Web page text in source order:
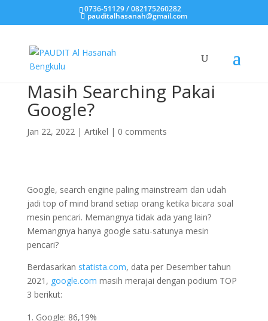
0736-51129 / 082175260282
pauditalhasanah@gmail.com
Masih Searching Pakai
Google?
Jan 22, 2022| Artikel | 0 comments
Google, search engine paling mainstream dan udah
jadi top of mind brand setiap orang ketika bicara soal
mesin pencari. Memangnya tidak ada yang lain?
Memangnya hanya google satu-satunya mesin
pencari?
Berdasarkan statista.com, data per Desember tahun
2021, google.com masih merajai dengan podium TOP
3 berikut:
Google: 86,19%